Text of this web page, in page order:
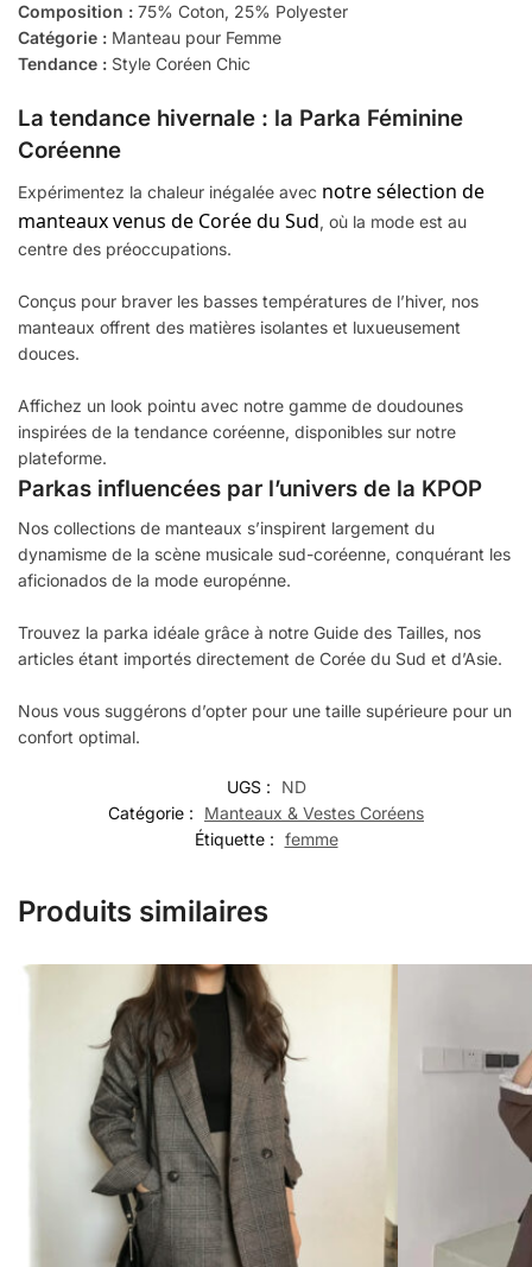
Composition : 75% Coton, 25% Polyester
Catégorie : Manteau pour Femme
Tendance : Style Coréen Chic
La tendance hivernale : la Parka Féminine
Coréenne
Expérimentez la chaleur inégalée avec notre sélection de
manteaux venus de Corée du Sud, où la mode est au
centre des préoccupations.
Conçus pour braver les basses températures de l’hiver, nos
manteaux offrent des matières isolantes et luxueusement
douces.
Affichez un look pointu avec notre gamme de doudounes
inspirées de la tendance coréenne, disponibles sur notre
plateforme.
Parkas influencées par l’univers de la KPOP
Nos collections de manteaux s’inspirent largement du
dynamisme de la scène musicale sud-coréenne, conquérant les
aficionados de la mode europénne.
Trouvez la parka idéale grâce à notre Guide des Tailles, nos
articles étant importés directement de Corée du Sud et d’Asie.
Nous vous suggérons d’opter pour une taille supérieure pour un
confort optimal.
UGS :
ND
Catégorie :
Manteaux & Vestes Coréens
Étiquette : femme
Produits similaires